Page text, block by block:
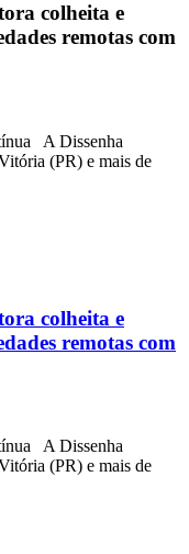
colheita e
remotas com
A Dissenha
(PR) e mais de
colheita e
remotas com
A Dissenha
(PR) e mais de